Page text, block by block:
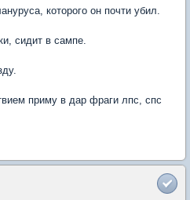
которого он почти убил.
сидит в сампе.
приму в дар фраги лпс, спс